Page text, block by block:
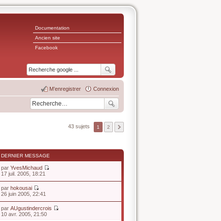
Documentation
Ancien site
Facebook
Connexion
M’enregistrer
43 sujets 1 2
DERNIER MESSAGE
par YvesMichaud
e
d
17 juil. 2005, 18:21
par hokousai
V
r
l
26 juin 2005, 22:41
par AUgustindercrois
10 avr. 2005, 21:50